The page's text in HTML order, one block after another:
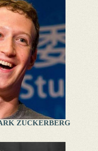
ZUCKERBERG